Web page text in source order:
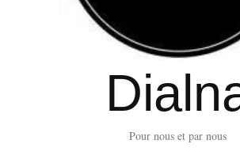
Pour nous et par nous